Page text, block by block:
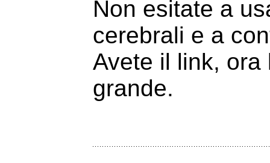
Non esitate a
cerebrali e a
Avete il link, ora
grande.